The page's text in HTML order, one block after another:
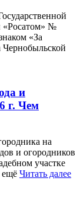
«Росатом» №
«За
Чернобыльской
и
г. Чем
на
и огородников
участке
ещё Читать далее